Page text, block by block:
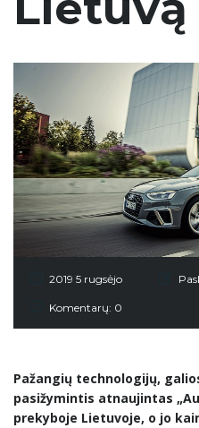
2019 5 rugsėjo
Komentarų: 0
Pažangių technologijų,
pasižymintis atnaujintas
prekyboje Lietuvoje, o jo